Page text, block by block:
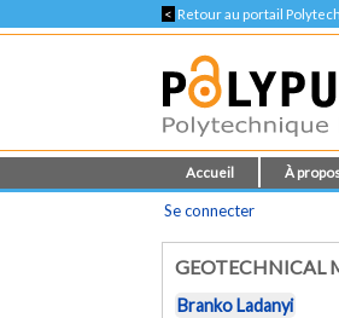
< Retour au portail
Accueil À
Se connecter
GEOTECHNICAL
Branko Ladanyi